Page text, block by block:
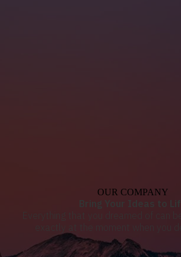
OUR COMPANY
Everything that you dreamed of can
exactly at the moment when you